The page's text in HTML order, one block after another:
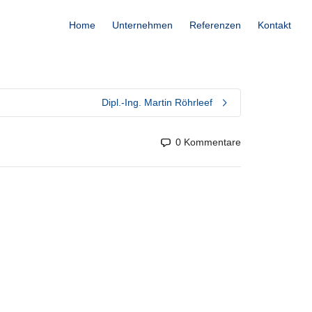
Home Unternehmen Referenzen Kontakt
Dipl.-Ing. Martin Röhrleef
0 Kommentare